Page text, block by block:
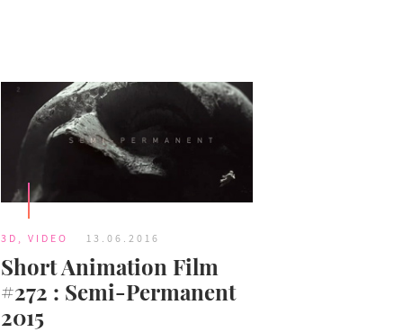
3D VIDEO 13.06.2016
Short Animation Film
#272 : Semi-Permanent
2015